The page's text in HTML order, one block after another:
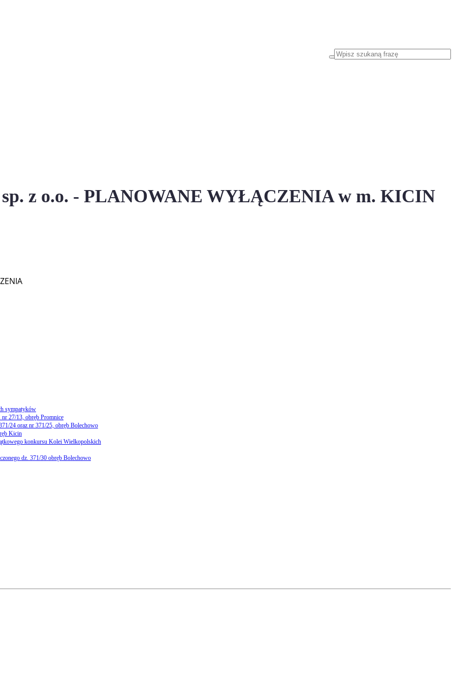
z o.o. - PLANOWANE WYŁĄCZENIA w m. KICIN
sympatyków
nr 27/13, obręb Promnice
24 oraz nr 371/25, obręb Bolechowo
Kicin
konkursu Kolei Wielkopolskich
dz. 371/30 obręb Bolechowo